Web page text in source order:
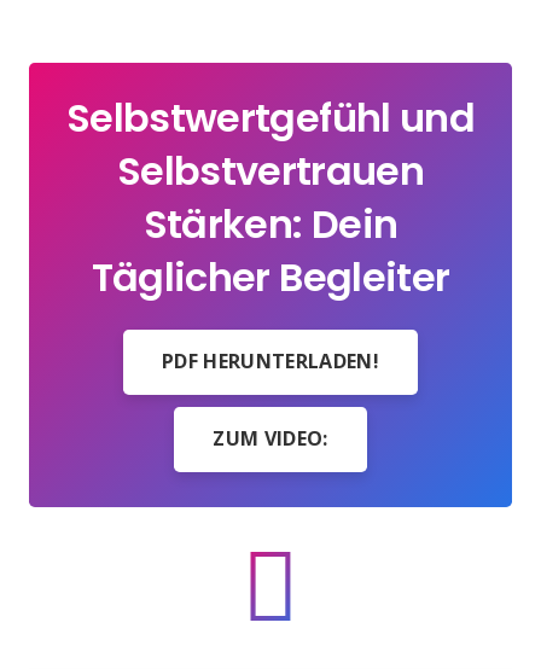
Selbstwertgefühl und
Selbstvertrauen
Stärken: Dein
Täglicher Begleiter
PDF HERUNTERLADEN!
ZUM VIDEO: